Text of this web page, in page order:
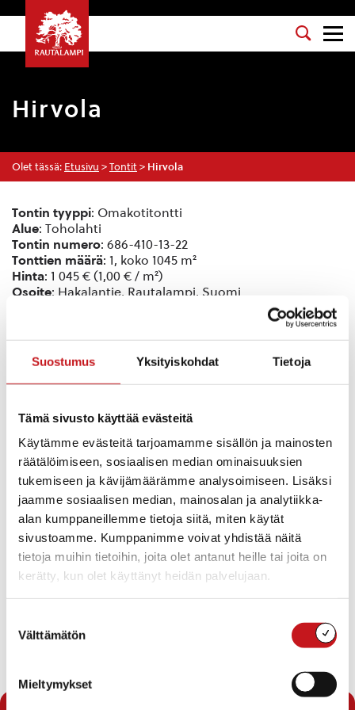
Suostumus Yksityiskohdat Tietoja
Tämä sivusto käyttää evästeitä
Käytämme evästeitä tarjoamamme sisällön ja mainosten
räätälöimiseen, sosiaalisen median ominaisuuksien
tukemiseen ja kävijämäärämme analysoimiseen. Lisäksi
jaamme sosiaalisen median, mainosalan ja analytiikka-
alan kumppaneillemme tietoja siitä, miten käytät
sivustoamme. Kumppanimme voivat yhdistää näitä
tietoja muihin tietoihin, joita olet antanut heille tai joita on
kerätty, kun olet käyttänyt heidän palvelujaan.
valinta
Välttämätön
Mieltymykset
Hirvola
Olet tässä: Etusivu > Tontit > Hirvola
Tontin tyyppi: Omakotitontti
Alue: Toholahti
Tontin numero: 686-410-13-22
Tonttien määrä: 1, koko 1045 m²
Hinta: 1 045 € (1,00 € / m²)
Osoite: Hakalantie, Rautalampi, Suomi
Rakennusoikeus: 261 k-m² (tehokkuusluku 0,25 )
Vesi- ja viemäriliittymä sekä valokuituliittymä saatavilla.
Lisätietoja: Rakennustarkastaja puh.040 358 7787
Sijainti kartalla
Näytä kartta